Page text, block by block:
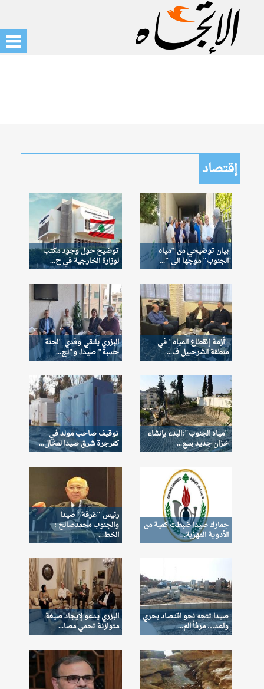
إقتصاد
بيان توضيحي من "مياه
الجنوب" موجها الى "...
توضيح حول وجود مكتب
لوزارة الخارجية في ح...
"أزمة إنقطاع المياه" في
منطقة الشرحبيل ف...
البزري يلتقي وفدي "لجنة
حسبة" صيدا, و"لج...
"مياه الجنوب":البدء بإنشاء
خزان جديد بسع...
توقيف صاحب مولد في
كفرجرة شرق صيدا لمخال...
جمارك صيدا ضبطت كمية من
الأدوية المهرّبة...
رئيس "غرفة" صيدا
والجنوب محمدصالح :
الخط...
صيدا تتجه نحو اقتصاد بحري
واعد… مرفأ الم...
البزري يدعو لإيجاد صيغة
متوازنة تحمي مصا...